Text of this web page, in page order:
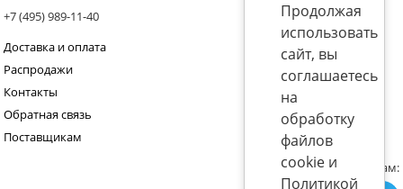
+7 (495) 989-11-40
Доставка и оплата
Распродажи
Контакты
Обратная связь
Поставщикам
Присоединяйтесь к нам:
Продолжая
использовать
сайт, вы
соглашаетесь
на
обработку
файлов
cookie и
Политикой